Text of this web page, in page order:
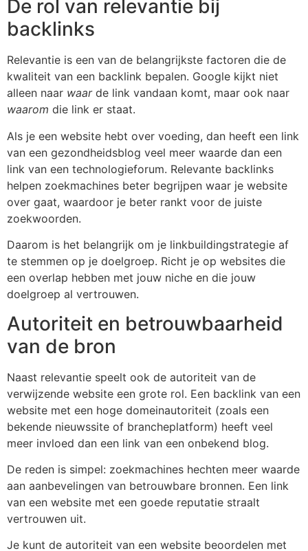
De rol van relevantie bij
backlinks
Relevantie is een van de belangrijkste factoren die de
kwaliteit van een backlink bepalen. Google kijkt niet
alleen naar waarde link vandaan komt, maar ook naar
waarom die link er staat.
Als je een website hebt over voeding, dan heeft een link
van een gezondheidsblog veel meer waarde dan een
link van een technologieforum. Relevante backlinks
helpen zoekmachines beter begrijpen waar je website
over gaat, waardoor je beter rankt voor de juiste
zoekwoorden.
Daarom is het belangrijk om je linkbuildingstrategie af
te stemmen op je doelgroep. Richt je op websites die
een overlap hebben met jouw niche en die jouw
doelgroep al vertrouwen.
Autoriteit en betrouwbaarheid
van de bron
Naast relevantie speelt ook de autoriteit van de
verwijzende website een grote rol. Een backlink van een
website met een hoge domeinautoriteit (zoals een
bekende nieuwssite of brancheplatform) heeft veel
meer invloed dan een link van een onbekend blog.
De reden is simpel: zoekmachines hechten meer waarde
aan aanbevelingen van betrouwbare bronnen. Een link
van een website met een goede reputatie straalt
vertrouwen uit.
Je kunt de autoriteit van een website beoordelen met